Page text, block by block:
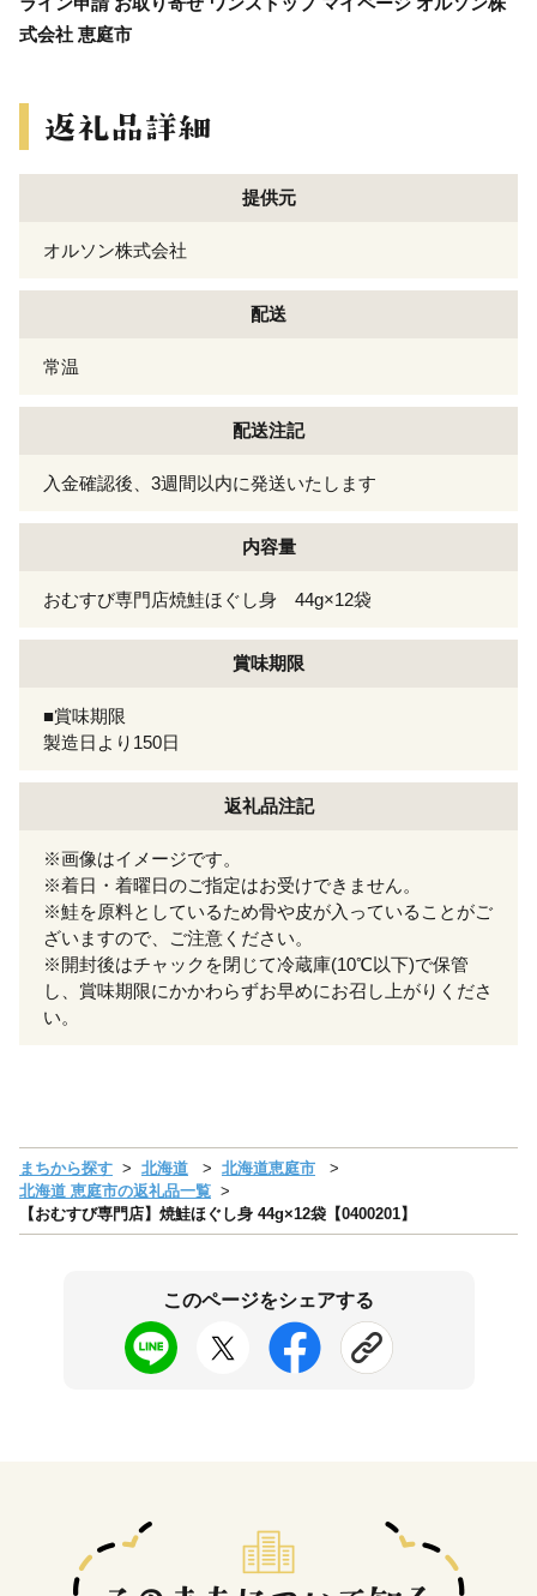
式会社 恵庭市
提供元
オルソン株式会社
配送
常温
配送注記
入金確認後、3週間以内に発送いたします
内容量
おむすび専門店焼鮭ほぐし身 44g×12袋
賞味期限
■賞味期限
製造日より150日
返礼品注記
※画像はイメージです。
※着日・着曜日のご指定はお受けできません。
※鮭を原料としているため骨や皮が入っていることがご
ざいますので、ご注意ください。
※開封後はチャックを閉じて冷蔵庫(10℃以下)で保管
し、賞味期限にかかわらずお早めにお召し上がりくださ
い。
まちから探す 北海道
北海道恵庭市
北海道 恵庭市の返礼品一覧
【おむすび専門店】焼鮭ほぐし身 44g×12袋【0400201】
このページをシェアする